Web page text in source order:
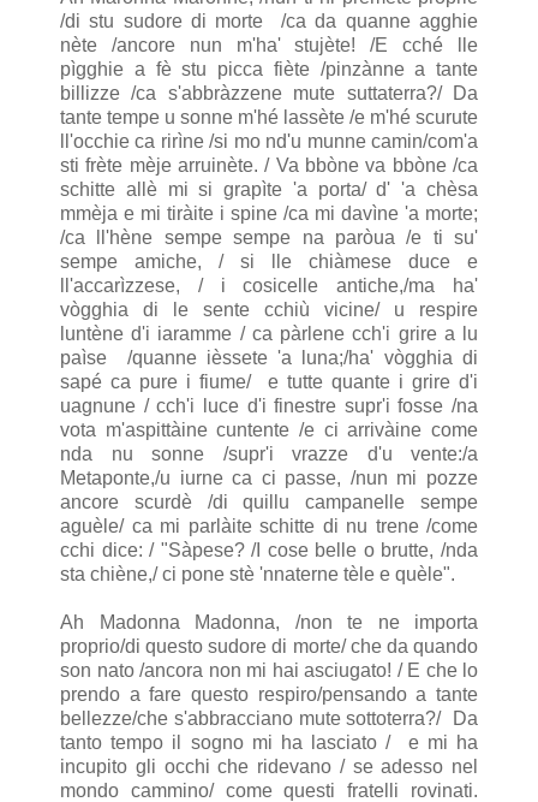
/di stu sudore di morte /ca da quanne agghie
nète /ancore nun m'ha' stujète! /E cché lle
pìgghie a fè stu picca fiète /pinzànne a tante
billizze /ca s'abbràzzene mute suttaterra?/ Da
tante tempe u sonne m'hé lassète /e m'hé scurute
ll'occhie ca rirìne /si mo nd'u munne camin/com'a
sti frète mèje arruinète. / Va bbòne va bbòne /ca
schitte allè mi si grapìte 'a porta/ d' 'a chèsa
mmèja e mi tiràite i spine /ca mi davìne 'a morte;
/ca ll'hène sempe sempe na paròua /e ti su'
sempe amiche, / si lle chiàmese duce e
ll'accarìzzese, / i cosicelle antiche,/ma ha'
vògghia di le sente cchiù vicine/ u respire
luntène d'i iaramme / ca pàrlene cch'i grire a lu
paìse /quanne ièssete 'a luna;/ha' vògghia di
sapé ca pure i fiume/ e tutte quante i grire d'i
uagnune / cch'i luce d'i finestre supr'i fosse /na
vota m'aspittàine cuntente /e ci arrivàine come
nda nu sonne /supr'i vrazze d'u vente:/a
Metaponte,/u iurne ca ci passe, /nun mi pozze
ancore scurdè /di quillu campanelle sempe
aguèle/ ca mi parlàite schitte di nu trene /come
cchi dice: / "Sàpese? /I cose belle o brutte, /nda
sta chiène,/ ci pone stè 'nnaterne tèle e quèle".
Ah Madonna Madonna, /non te ne importa
proprio/di questo sudore di morte/ che da quando
son nato /ancora non mi hai asciugato! / E che lo
prendo a fare questo respiro/pensando a tante
bellezze/che s'abbracciano mute sottoterra?/ Da
tanto tempo il sogno mi ha lasciato / e mi ha
incupito gli occhi che ridevano / se adesso nel
mondo cammino/ come questi fratelli rovinati.